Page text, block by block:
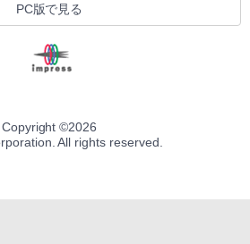
PC版で見る
Copyright ©2026
All rights reserved.